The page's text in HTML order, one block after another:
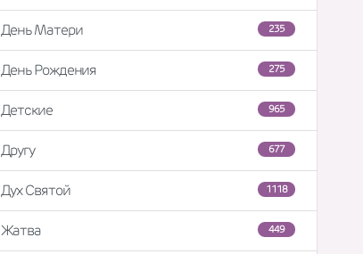
235
День Матери
275
День Рождения
965
Детские
677
Другу
1118
Дух Святой
449
Жатва